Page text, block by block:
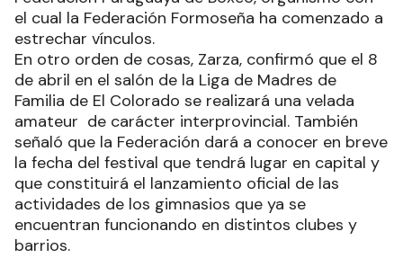
el cual la Federación Formoseña ha comenzado a
estrechar vínculos.
En otro orden de cosas, Zarza, confirmó que el 8
de abril en el salón de la Liga de Madres de
Familia de El Colorado se realizará una velada
amateur de carácter interprovincial. También
señaló que la Federación dará a conocer en breve
la fecha del festival que tendrá lugar en capital y
que constituirá el lanzamiento oficial de las
actividades de los gimnasios que ya se
encuentran funcionando en distintos clubes y
barrios.